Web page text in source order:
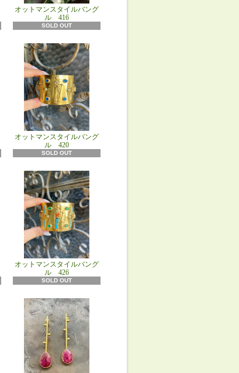
オットマンスタイルバング
ル 416
SOLD OUT
オットマンスタイルバング
ル 420
SOLD OUT
オットマンスタイルバング
ル 426
SOLD OUT